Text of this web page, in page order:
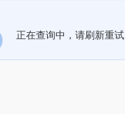
正在查询中，请刷新重试